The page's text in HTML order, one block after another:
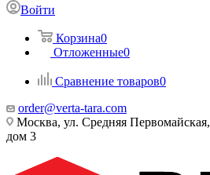
Войти
Корзина0
Отложенные0
Сравнение товаров0
order@verta-tara.com
Москва, ул. Средняя Первомайская,
дом 3